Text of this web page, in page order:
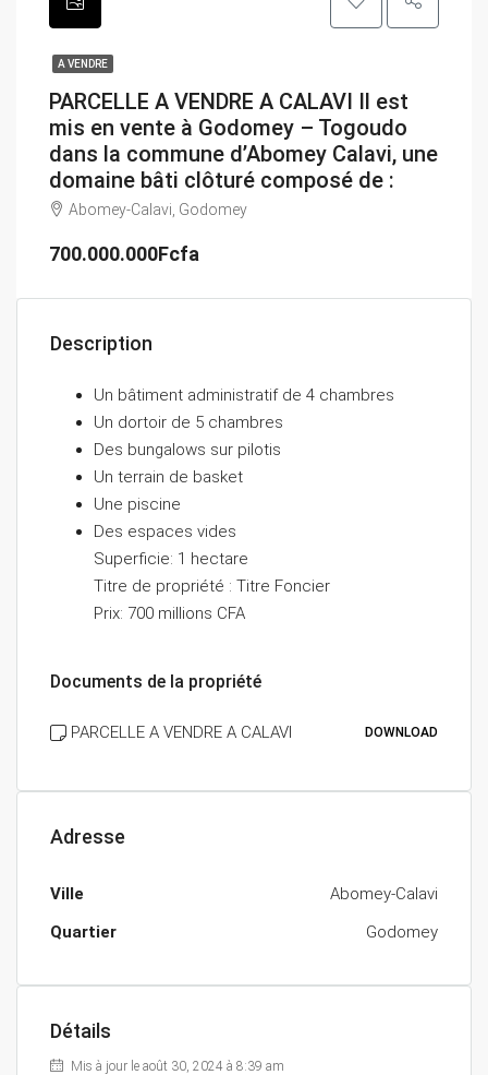
A VENDRE
PARCELLE A VENDRE A CALAVI Il est
mis en vente à Godomey – Togoudo
dans la commune d’Abomey Calavi, une
domaine bâti clôturé composé de :
Abomey-Calavi, Godomey
700.000.000Fcfa
Description
Un bâtiment administratif de 4 chambres
Un dortoir de 5 chambres
Des bungalows sur pilotis
Un terrain de basket
Une piscine
Des espaces vides
Superficie: 1 hectare
Titre de propriété : Titre Foncier
Prix: 700 millions CFA
Documents de la propriété
PARCELLE A VENDRE A CALAVI DOWNLOAD
Adresse
Ville
Abomey-Calavi
Quartier
Godomey
Détails
Mis à jour le août 30, 2024 à 8:39 am